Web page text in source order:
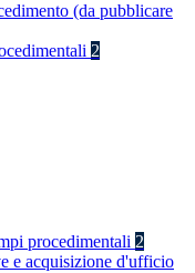
(da pubblicare
2
procedimentali 2
e acquisizione d'ufficio